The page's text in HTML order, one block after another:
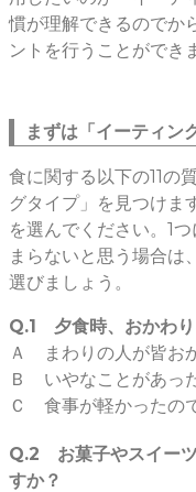
慣が理解できるのでか
ントを行うことができ
まずは「イーティン
食に関する以下の11の
グタイプ」を見つけま
を選んでください。1
まらないと思う場合は
選びましょう。
Q.1 夕食時、おかわり
Ａ まわりの人が皆お
Ｂ いやなことがあっ
Ｃ 食事が軽かったの
Q.2 お菓子やスイー
すか？